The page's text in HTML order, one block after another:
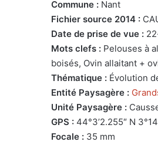
Commune : Nant
Fichier source 2014 :
Date de prise de vue :
Mots clefs : Pelouses à
boisés, Ovin allaitant +
Thématique : Évolution
Entité Paysagère :
Unité Paysagère :
GPS : 44°3’2.255″ N
Focale : 35 mm